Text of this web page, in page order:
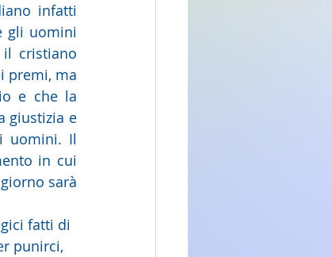
infatti
gli uomini
cristiano
premi, ma
e che la
giustizia e
uomini. Il
in cui
sarà
fatti di
punirci,